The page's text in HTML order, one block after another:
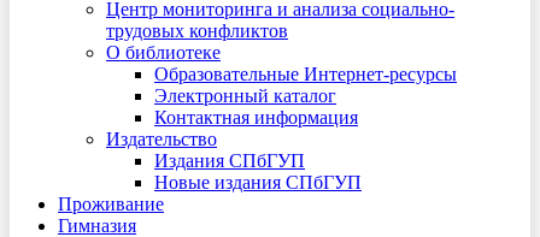
Центр мониторинга и анализа социально-
трудовых конфликтов
О библиотеке
Образовательные Интернет-ресурсы
Электронный каталог
Контактная информация
Издательство
Издания СПбГУП
Новые издания СПбГУП
Проживание
Гимназия